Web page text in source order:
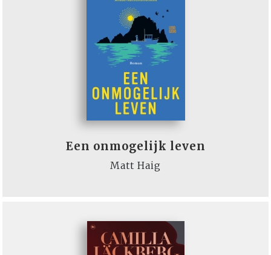
Een onmogelijk leven
Matt Haig